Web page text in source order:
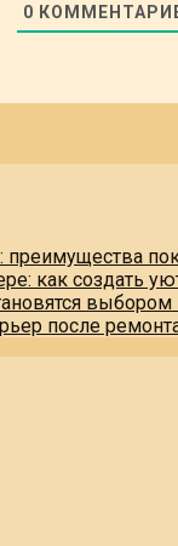
0
как создать
выбором
после